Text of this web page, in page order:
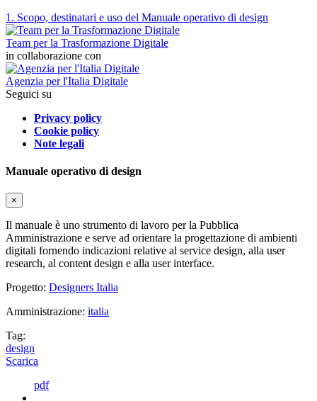
1. Scopo, destinatari e uso del Manuale operativo di design
Team per la Trasformazione Digitale
in collaborazione con
Agenzia per l'Italia Digitale
Seguici su
Privacy policy
Cookie policy
Note legali
Manuale operativo di design
×
Il manuale è uno strumento di lavoro per la Pubblica
Amministrazione e serve ad orientare la progettazione di ambienti
digitali fornendo indicazioni relative al service design, alla user
research, al content design e alla user interface.
Progetto: Designers Italia
Amministrazione: italia
Tag:
design
Scarica
pdf